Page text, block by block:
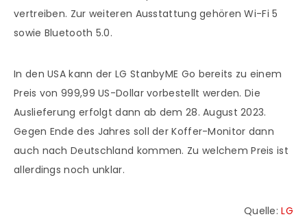
vertreiben. Zur weiteren Ausstattung gehören Wi-Fi 5
sowie Bluetooth 5.0.
In den USA kann der LG StanbyME Go bereits zu einem
Preis von 999,99 US-Dollar vorbestellt werden. Die
Auslieferung erfolgt dann ab dem 28. August 2023.
Gegen Ende des Jahres soll der Koffer-Monitor dann
auch nach Deutschland kommen. Zu welchem Preis ist
allerdings noch unklar.
Quelle:LG